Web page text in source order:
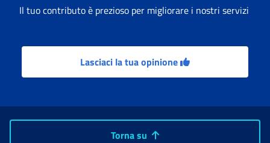
Il tuo contributo è prezioso per migliorare i nostri servizi
Lasciaci la tua opinione
Torna su